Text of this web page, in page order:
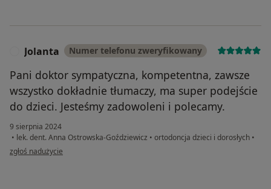
Jolanta Numer telefonu zweryfikowany
Pani doktor sympatyczna, kompetentna, zawsze
wszystko dokładnie tłumaczy, ma super podejście
do dzieci. Jesteśmy zadowoleni i polecamy.
9 sierpnia 2024
• lek. dent. Anna Ostrowska-Goździewicz • ortodoncja dzieci i dorosłych •
w opinii użytkownika Jolanta
zgłoś nadużycie